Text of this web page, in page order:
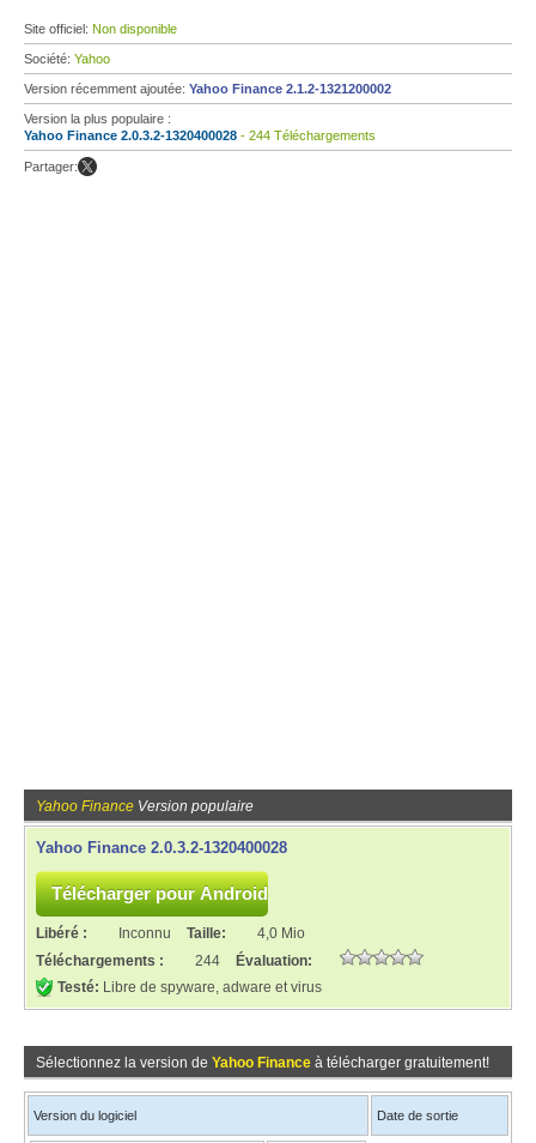
Site officiel: Non disponible
Société: Yahoo
Version récemment ajoutée: Yahoo Finance 2.1.2-1321200002
Version la plus populaire :
Yahoo Finance 2.0.3.2-1320400028 - 244 Téléchargements
Partager:
Yahoo Finance Version populaire
Yahoo Finance 2.0.3.2-1320400028
Libéré : Inconnu Taille:
4,0 Mio
Téléchargements :
244
Évaluation:
Testé: Libre de spyware, adware et virus
Sélectionnez la version de Yahoo Finance à télécharger gratuitement!
Version du logiciel Date de sortie